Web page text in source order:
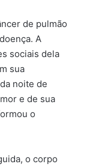
de pulmão
A
sociais dela
sua
noite de
e de sua
o
o corpo